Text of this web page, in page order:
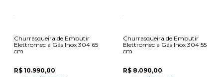
Churrasqueira de Embutir
Elettromec a Gás Inox 304 65
cm
R$ 10.990,00
Churrasqueira de Embutir
Elettromec a Gás Inox 304 55
cm
R$ 8.090,00